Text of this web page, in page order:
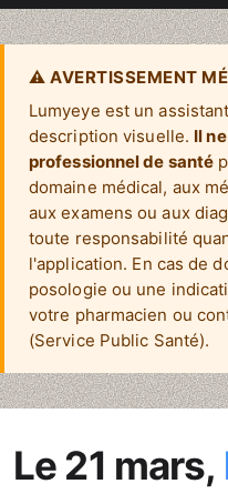
⚠ AVERTISSEMENT
Lumyeye est un
description visuelle. Il
professionnel de santé
domaine médical, aux
aux examens ou aux
toute responsabilité
l'application. En cas de
posologie ou une
votre pharmacien ou
(Service Public Santé).
Le 21 mars,